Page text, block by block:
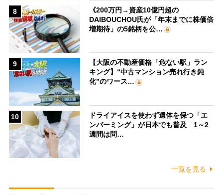
8
《200万円→資産10億円超の
DAIBOUCHOU氏が「年末までに株価倍
増期待」の5銘柄を公…
9
【大阪の不動産価格「危ない駅」ラン
キング】“中古マンション売れ行き鈍
化”のワース…
10
ドライアイスを使わず遺体を保つ「エ
ンバーミング」が日本でも普及 1～2
週間は問…
一覧を見る